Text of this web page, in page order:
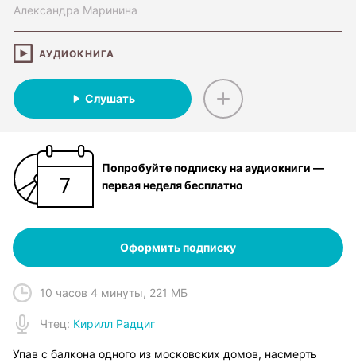
Александра Маринина
АУДИОКНИГА
Слушать
Попробуйте подписку на аудиокниги —
первая неделя бесплатно
Оформить подписку
10 часов 4 минуты, 221 МБ
Чтец: Кирилл Радциг
Упав с балкона одного из московских домов, насмерть